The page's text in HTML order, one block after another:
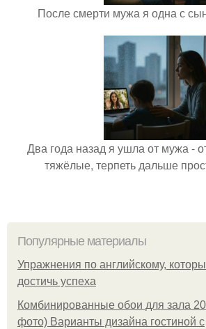
После смерти мужа я одна с
Два года назад я ушла от мужа -
тяжёлые, терпеть дальше
Популярные материалы
Упражнения по английскому,
достичь успеха
Комбинированные обои для зала
фото) Варианты дизайна гостиной с